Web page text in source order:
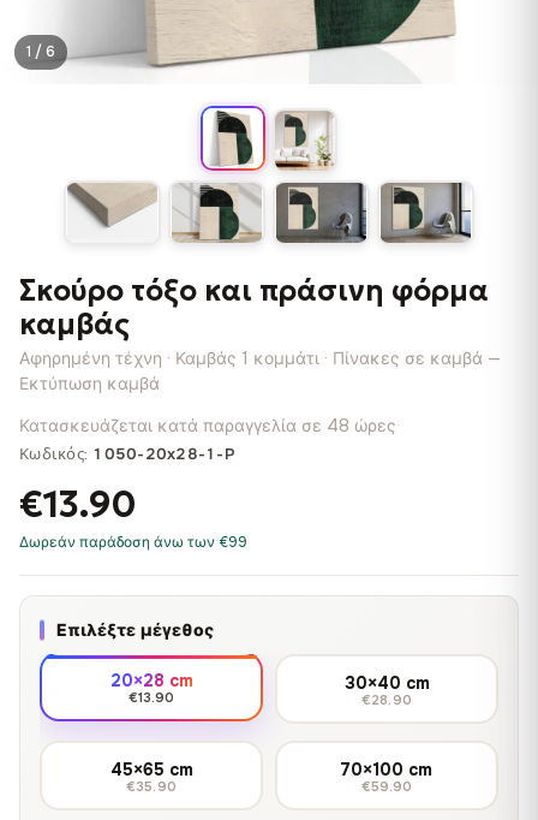
1 / 6
Σκούρο τόξο και πράσινη φόρμα
καμβάς
Αφηρημένη τέχνη · Καμβάς 1 κομμάτι · Πίνακες σε καμβά —
Εκτύπωση καμβά
Κατασκευάζεται κατά παραγγελία σε 48 ώρες·
Κωδικός: 1050-20x28-1-P
€13.90
Δωρεάν παράδοση άνω των €99
Επιλέξτε μέγεθος
20×28 cm
€13.90
30×40 cm
€28.90
45×65 cm
€35.90
70×100 cm
€59.90